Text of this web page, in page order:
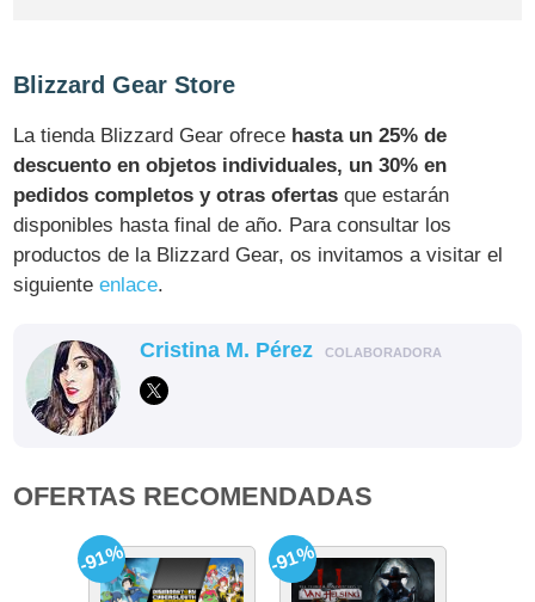
Blizzard Gear Store
La tienda Blizzard Gear ofrece hasta un 25% de
descuento en objetos individuales, un 30% en
pedidos completos y otras ofertas que estarán
disponibles hasta final de año. Para consultar los
productos de la Blizzard Gear, os invitamos a visitar el
siguienteenlace.
Cristina M. Pérez COLABORADORA
OFERTAS RECOMENDADAS
-91% -91%